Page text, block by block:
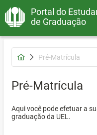
Portal do
de Graduação
Pré-Matrícula
Pré-Matrícula
Aqui você pode efetuar a
graduação da UEL.